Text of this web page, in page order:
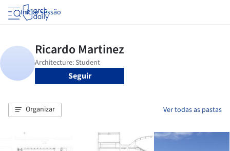
Iniciar sessão
Seguir
Organizar Ver todas as pastas